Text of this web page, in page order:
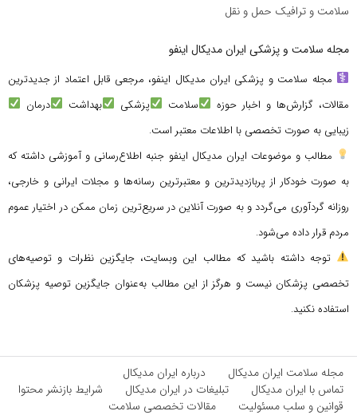
سلامت و ترافیک حمل و نقل
مجله سلامت و پزشکی ایران مدیکال اینفو
مجله سلامت و پزشکی ایران مدیکال اینفو، مرجعی قابل اعتماد از جدیدترین
مقالات، گزارش‌ها و اخبار حوزه
سلامت پزشکی بهداشت
درمان
زیبایی به صورت تخصصی با اطلاعات معتبر است.
مطالب و موضوعات ایران مدیکال اینفو جنبه اطلاع‌رسانی و آموزشی داشته که
به صورت خودکار از پربازدیدترین و معتبرترین رسانه‌ها و مجلات ایرانی و خارجی،
روزانه گردآوری می‌گردد و به صورت آنلاین در سریع‌ترین زمان ممکن در اختیار عموم
مردم قرار داده می‌شود.
توجه داشته باشید که مطالب این وبسایت، جایگزین نظرات و توصیه‌های
تخصصی پزشکان نیست و هرگز از این مطالب به‌عنوان جایگزین توصیه پزشکان
استفاده نکنید.
مجله سلامت ایران مدیکال
درباره ایران مدیکال
تماس با ایران مدیکال
تبلیغات در ایران مدیکال
شرایط بازنشر محتوا
قوانین و سلب مسئولیت
مقالات تخصصی سلامت